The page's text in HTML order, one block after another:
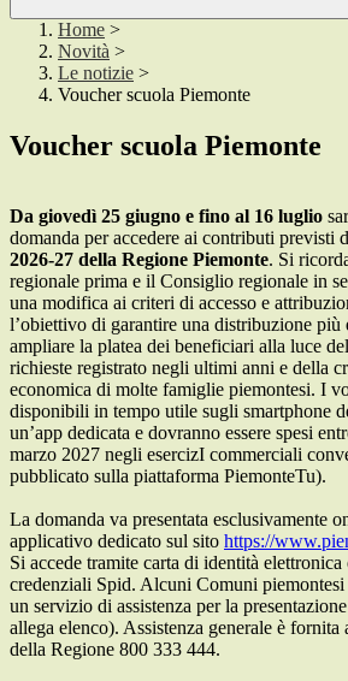
Home >
Novità >
Le notizie >
Voucher scuola Piemonte
Voucher scuola Piemonte
Da giovedì 25 giugno e fino al 16 luglio
domanda per accedere ai contributi previsti
2026-27 della Regione Piemonte. Si
regionale prima e il Consiglio regionale in
una modifica ai criteri di accesso e
l’obiettivo di garantire una distribuzione più
ampliare la platea dei beneficiari alla luce
richieste registrato negli ultimi anni e della
economica di molte famiglie piemontesi. I
disponibili in tempo utile sugli smartphone
un’app dedicata e dovranno essere spesi
marzo 2027 negli esercizI commerciali
pubblicato sulla piattaforma PiemonteTu).
La domanda va presentata esclusivamente
applicativo dedicato sul sito https://
Si accede tramite carta di identità elettronica
credenziali Spid. Alcuni Comuni
un servizio di assistenza per la
allega elenco). Assistenza generale è
della Regione 800 333 444.